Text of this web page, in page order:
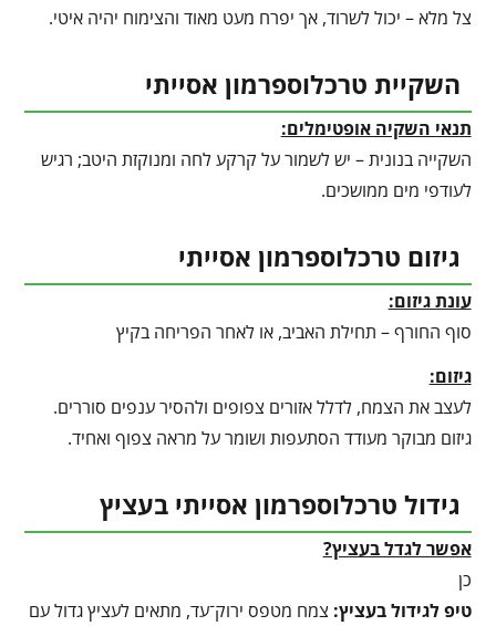
צל מלא – יכול לשרוד, אך יפרח מעט מאוד והצימוח יהיה איטי.
השקיית טרכלוספרמון אסייתי
תנאי השקיה אופטימלים:
השקייה בנונית – יש לשמור על קרקע לחה ומנוקזת היטב; רגיש
לעודפי מים ממושכים.
גיזום טרכלוספרמון אסייתי
עונת גיזום:
סוף החורף – תחילת האביב, או לאחר הפריחה בקיץ
גיזום:
לעצב את הצמח, לדלל אזורים צפופים ולהסיר ענפים סוררים.
גיזום מבוקר מעודד הסתעפות ושומר על מראה צפוף ואחיד.
גידול טרכלוספרמון אסייתי בעציץ
אפשר לגדל בעציץ?
כן
טיפ לגידול בעציץ: צמח מטפס ירוק־עד, מתאים לעציץ גדול עם